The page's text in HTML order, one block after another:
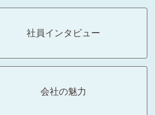
社員インタビュー
会社の魅力